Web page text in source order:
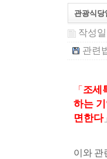
관광식당
작성
관련
「 조세
하는
면한다
이와 관